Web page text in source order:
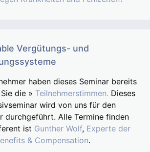
Vergütungs- und
haben dieses Seminar bereits
die » Teilnehmerstimmen. Dieses
wird von uns für den
durchgeführt. Alle Termine finden
ist Gunther Wolf, Experte der
& Compensation.